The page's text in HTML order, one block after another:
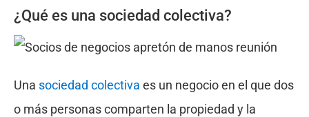
¿Qué es una sociedad colectiva?
Una sociedad colectiva es un negocio en el que dos
o más personas comparten la propiedad y la